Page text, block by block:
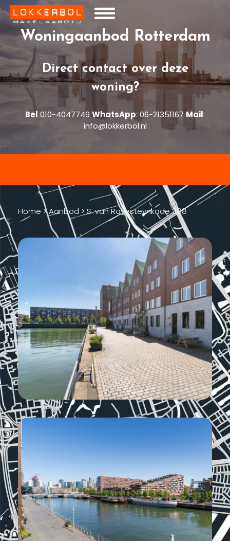
Woningaanbod Rotterdam
Direct contact over deze
woning?
Bel 010-4047749 WhatsApp: 06-21351167 Mail:
info@lokkerbol.nl
Home >Aanbod >S. van Ravesteynkade 388